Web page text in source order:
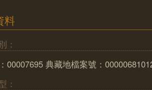
料
：
00007695 典藏地檔案號：
：